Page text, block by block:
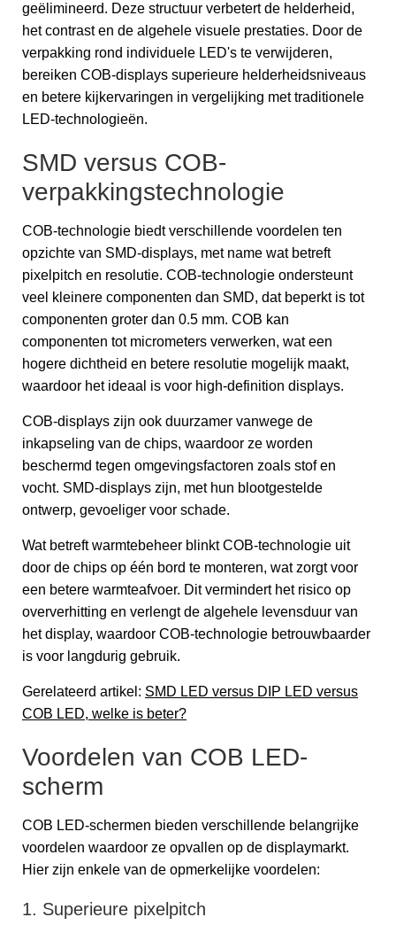
geëlimineerd. Deze structuur verbetert de helderheid,
het contrast en de algehele visuele prestaties. Door de
verpakking rond individuele LED's te verwijderen,
bereiken COB-displays superieure helderheidsniveaus
en betere kijkervaringen in vergelijking met traditionele
LED-technologieën.
SMD versus COB-
verpakkingstechnologie
COB-technologie biedt verschillende voordelen ten
opzichte van SMD-displays, met name wat betreft
pixelpitch en resolutie. COB-technologie ondersteunt
veel kleinere componenten dan SMD, dat beperkt is tot
componenten groter dan 0.5 mm. COB kan
componenten tot micrometers verwerken, wat een
hogere dichtheid en betere resolutie mogelijk maakt,
waardoor het ideaal is voor high-definition displays.
COB-displays zijn ook duurzamer vanwege de
inkapseling van de chips, waardoor ze worden
beschermd tegen omgevingsfactoren zoals stof en
vocht. SMD-displays zijn, met hun blootgestelde
ontwerp, gevoeliger voor schade.
Wat betreft warmtebeheer blinkt COB-technologie uit
door de chips op één bord te monteren, wat zorgt voor
een betere warmteafvoer. Dit vermindert het risico op
oververhitting en verlengt de algehele levensduur van
het display, waardoor COB-technologie betrouwbaarder
is voor langdurig gebruik.
Gerelateerd artikel: SMD LED versus DIP LED versus
COB LED, welke is beter?
Voordelen van COB LED-
scherm
COB LED-schermen bieden verschillende belangrijke
voordelen waardoor ze opvallen op de displaymarkt.
Hier zijn enkele van de opmerkelijke voordelen:
1. Superieure pixelpitch